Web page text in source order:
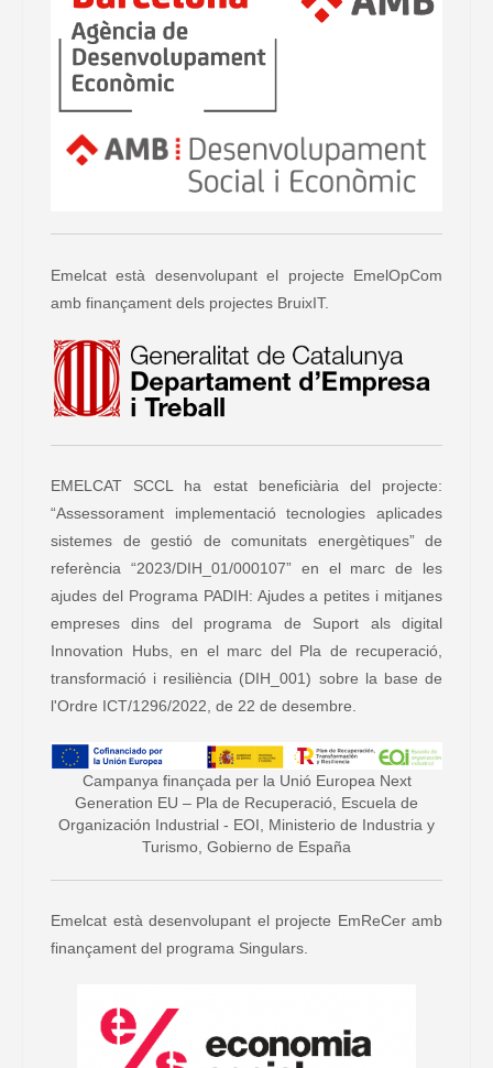
Emelcat està desenvolupant el projecte EmelOpCom
amb finançament dels projectes BruixIT.
EMELCAT SCCL ha estat beneficiària del projecte:
“Assessorament implementació tecnologies aplicades
sistemes de gestió de comunitats energètiques” de
referència “2023/DIH_01/000107” en el marc de les
ajudes del Programa PADIH: Ajudes a petites i mitjanes
empreses dins del programa de Suport als digital
Innovation Hubs, en el marc del Pla de recuperació,
transformació i resiliència (DIH_001) sobre la base de
l'Ordre ICT/1296/2022, de 22 de desembre.
Campanya finançada per la Unió Europea Next
Generation EU – Pla de Recuperació, Escuela de
Organización Industrial - EOI, Ministerio de Industria y
Turismo, Gobierno de España
Emelcat està desenvolupant el projecte EmReCer amb
finançament del programa Singulars.